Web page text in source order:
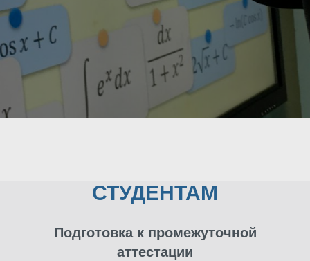
СТУДЕНТАМ
Подготовка к промежуточной
аттестации